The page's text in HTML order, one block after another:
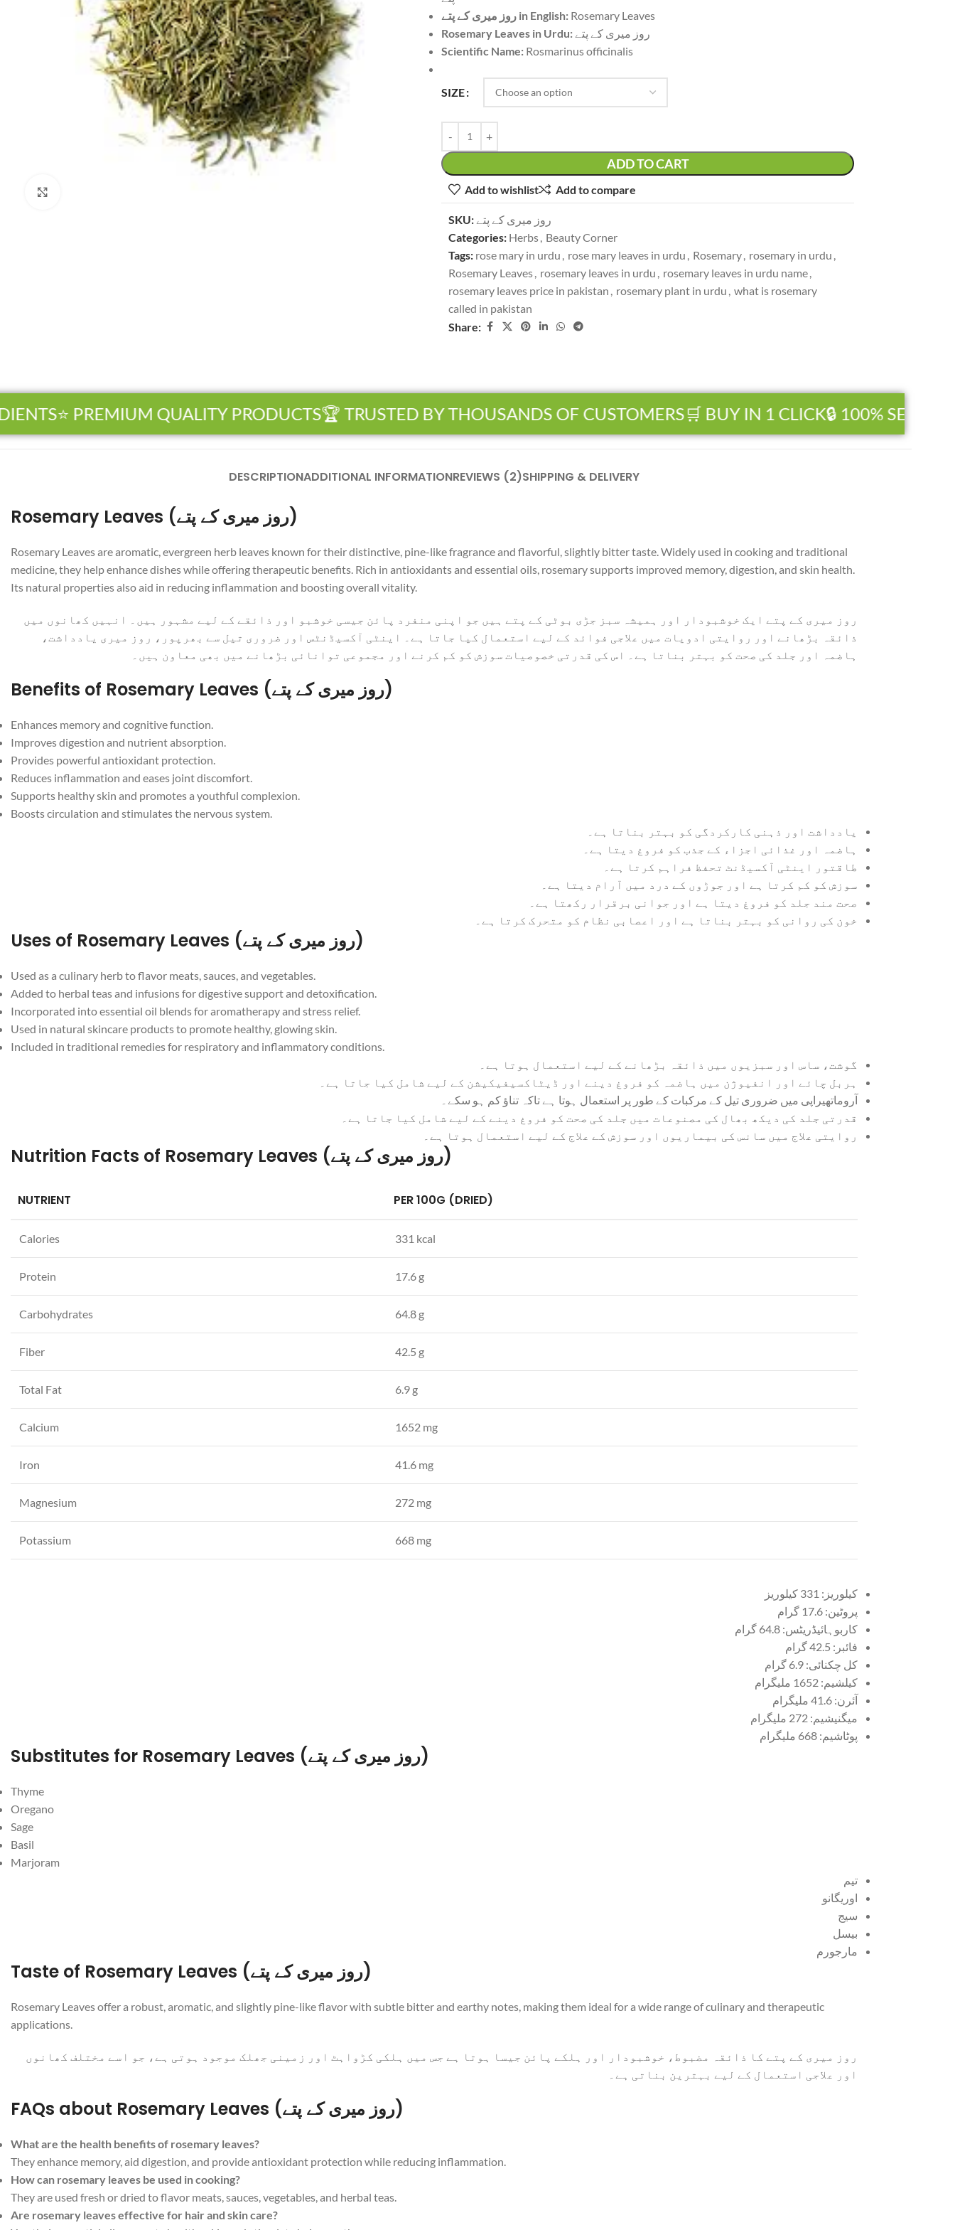
روز میری کے پتے in English: Rosemary Leaves
Rosemary Leaves in Urdu: روز میری کے پتے
Scientific Name: Rosmarinus officinalis
SIZE
ADD TO CART
Add to wishlist Add to compare
SKU: روز میری کے پتے
Categories: Herbs, Beauty Corner
Tags: rose mary in urdu , rose mary leaves in urdu , Rosemary, rosemary in urdu ,
Rosemary Leaves, rosemary leaves in urdu , rosemary leaves in urdu name,
rosemary leaves price in pakistan , rosemary plant in urdu , what is rosemary
called in pakistan
Share:
⭐ PREMIUM QUALITY PRODUCTS🏆 TRUSTED BY THOUSANDS OF CUSTOMERS🛒 BUY IN 1 CLICK🔒 100% SECURE
DESCRIPTIONADDITIONAL INFORMATIONREVIEWS (2)SHIPPING & DELIVERY
Rosemary Leaves (روز میری کے پتے)
Rosemary Leaves are aromatic, evergreen herb leaves known for their distinctive, pine-like fragrance and flavorful, slightly bitter taste. Widely used in cooking and traditional
medicine, they help enhance dishes while offering therapeutic benefits. Rich in antioxidants and essential oils, rosemary supports improved memory, digestion, and skin health.
Its natural properties also aid in reducing inflammation and boosting overall vitality.
روز میری کے پتے ایک خوشبودار اور ہمیشہ سبز جڑی بوٹی کے پتے ہیں جو اپنی منفرد پائن جیسی خوشبو اور ذائقے کے لیے مشہور ہیں۔ انہیں کھانوں میں
ذائقہ بڑھانے اور روایتی ادویات میں علاجی فوائد کے لیے استعمال کیا جاتا ہے۔ اینٹی آکسیڈنٹس اور ضروری تیل سے بھرپور، روز میری یادداشت،
ہاضمہ اور جلد کی صحت کو بہتر بناتا ہے۔ اس کی قدرتی خصوصیات سوزش کو کم کرنے اور مجموعی توانائی بڑھانے میں بھی معاون ہیں۔
Benefits of Rosemary Leaves (روز میری کے پتے)
Enhances memory and cognitive function.
Improves digestion and nutrient absorption.
Provides powerful antioxidant protection.
Reduces inflammation and eases joint discomfort.
Supports healthy skin and promotes a youthful complexion.
Boosts circulation and stimulates the nervous system.
یادداشت اور ذہنی کارکردگی کو بہتر بناتا ہے۔
ہاضمہ اور غذائی اجزاء کے جذب کو فروغ دیتا ہے۔
طاقتور اینٹی آکسیڈنٹ تحفظ فراہم کرتا ہے۔
سوزش کو کم کرتا ہے اور جوڑوں کے درد میں آرام دیتا ہے۔
صحت مند جلد کو فروغ دیتا ہے اور جوانی برقرار رکھتا ہے۔
خون کی روانی کو بہتر بناتا ہے اور اعصابی نظام کو متحرک کرتا ہے۔
Uses of Rosemary Leaves (روز میری کے پتے)
Used as a culinary herb to flavor meats, sauces, and vegetables.
Added to herbal teas and infusions for digestive support and detoxification.
Incorporated into essential oil blends for aromatherapy and stress relief.
Used in natural skincare products to promote healthy, glowing skin.
Included in traditional remedies for respiratory and inflammatory conditions.
گوشت، ساس اور سبزیوں میں ذائقہ بڑھانے کے لیے استعمال ہوتا ہے۔
ہربل چائے اور انفیوژن میں ہاضمہ کو فروغ دینے اور ڈیٹاکسیفیکیشن کے لیے شامل کیا جاتا ہے۔
آروماتھیراپی میں ضروری تیل کے مرکبات کے طور پر استعمال ہوتا ہے تاکہ تناؤ کم ہو سکے۔
قدرتی جلد کی دیکھ بھال کی مصنوعات میں جلد کی صحت کو فروغ دینے کے لیے شامل کیا جاتا ہے۔
روایتی علاج میں سانس کی بیماریوں اور سوزش کے علاج کے لیے استعمال ہوتا ہے۔
Nutrition Facts of Rosemary Leaves (روز میری کے پتے)
NUTRIENT PER 100G (DRIED)
Calories 331 kcal
Protein 17.6 g
Carbohydrates 64.8 g
Fiber 42.5 g
Total Fat 6.9 g
Calcium 1652 mg
Iron 41.6 mg
Magnesium 272 mg
Potassium 668 mg
کیلوریز: 331 کیلوریز
پروٹین: 17.6 گرام
کاربوہائیڈریٹس: 64.8 گرام
فائبر: 42.5 گرام
کل چکنائی: 6.9 گرام
کیلشیم: 1652 ملیگرام
آئرن: 41.6 ملیگرام
میگنیشیم: 272 ملیگرام
پوٹاشیم: 668 ملیگرام
Substitutes for Rosemary Leaves (روز میری کے پتے)
Thyme
Oregano
Sage
Basil
Marjoram
تیم
اوریگانو
سیج
بیسل
مارجورم
Taste of Rosemary Leaves (روز میری کے پتے)
Rosemary Leaves offer a robust, aromatic, and slightly pine-like flavor with subtle bitter and earthy notes, making them ideal for a wide range of culinary and therapeutic
applications.
روز میری کے پتے کا ذائقہ مضبوط، خوشبودار اور ہلکے پائن جیسا ہوتا ہے جس میں ہلکی کڑواہٹ اور زمینی جھلک موجود ہوتی ہے، جو اسے مختلف کھانوں
اور علاجی استعمال کے لیے بہترین بناتی ہے۔
FAQs about Rosemary Leaves (روز میری کے پتے)
What are the health benefits of rosemary leaves?
They enhance memory, aid digestion, and provide antioxidant protection while reducing inflammation.
How can rosemary leaves be used in cooking?
They are used fresh or dried to flavor meats, sauces, vegetables, and herbal teas.
Are rosemary leaves effective for hair and skin care?
Instagram
WhatsApp